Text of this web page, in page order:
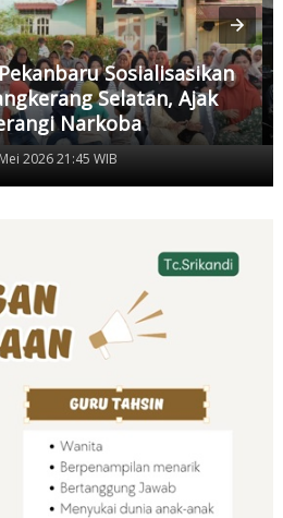
Sosialisasikan
Selatan, Ajak
Narkoba
2026 21:45 WIB